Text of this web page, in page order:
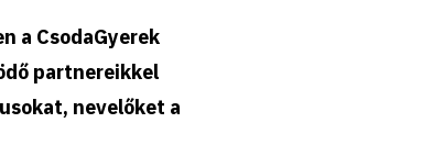
a CsodaGyerek
partnereikkel
nevelőket a